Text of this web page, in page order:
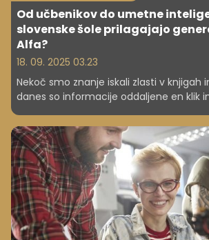
Od učbenikov do umetne
slovenske šole prilagajajo
Alfa?
18. 09. 2025 03.23
Nekoč smo znanje iskali zlasti v knjigah
danes so informacije oddaljene en klik
prilagajajo novim generacijam
nekatere že kombinirajo klasične
digitalnimi orodji.